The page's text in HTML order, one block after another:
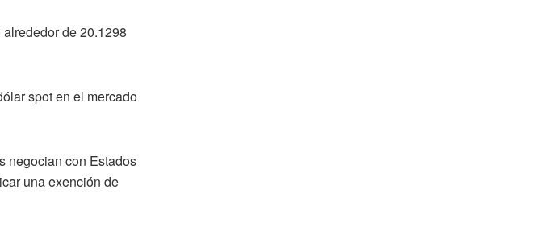
de 20.1298
spot en el mercado
negocian con Estados
una exención de